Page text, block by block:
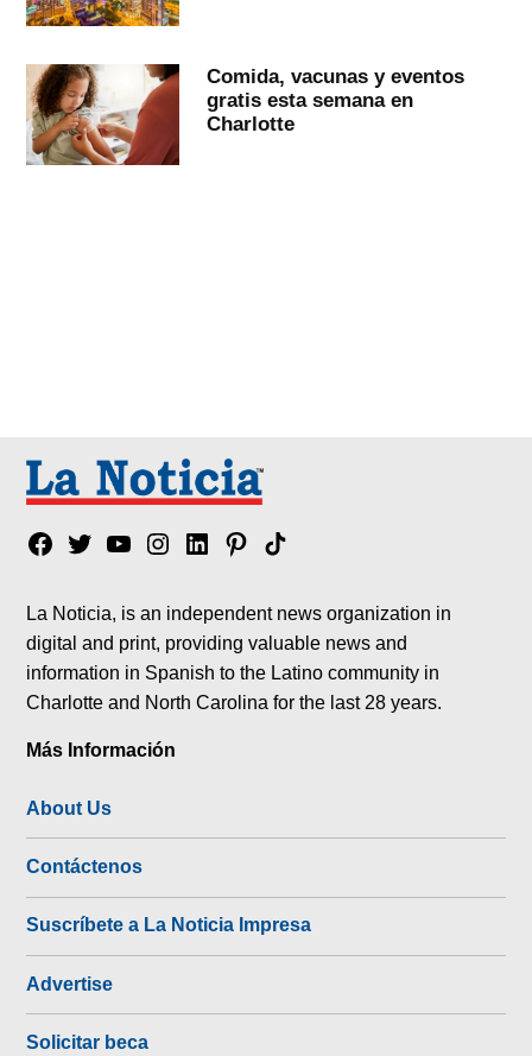
Comida, vacunas y eventos
gratis esta semana en
Charlotte
Facebook
TwitterYouTubeInstagram
LinkedinPinterest
Tik
La Noticia, is an independent news organization in
digital and print, providing valuable news and
information in Spanish to the Latino community in
Charlotte and North Carolina for the last 28 years.
Más Información
About Us
Contáctenos
Suscríbete a La Noticia Impresa
Advertise
Solicitar beca